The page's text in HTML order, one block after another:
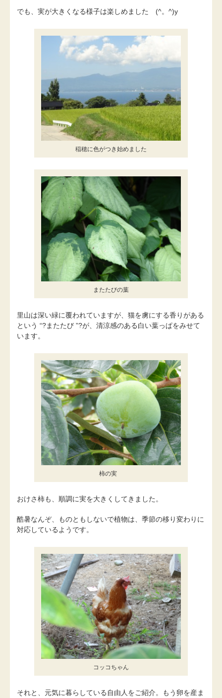
でも、実が大きくなる様子は楽しめました (^。^)y
稲穂に色がつき始めました
またたびの葉
里山は深い緑に覆われていますが、猫を虜にする香りがある
という “?またたび ”?が、清涼感のある白い葉っぱをみせて
います。
柿の実
おけさ柿も、順調に実を大きくしてきました。
酷暑なんぞ、ものともしないで植物は、季節の移り変わりに
対応しているようです。
コッコちゃん
それと、元気に暮らしている自由人をご紹介。もう卵を産ま